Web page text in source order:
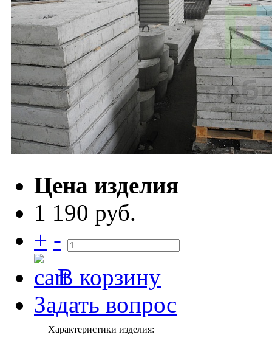
Цена изделия
1 190 руб.
+ -
В корзину
Задать вопрос
Характеристики изделия: